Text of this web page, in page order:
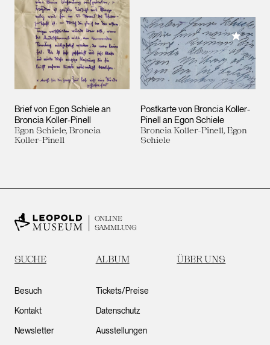
Brief von Egon Schiele an
Broncia Koller-Pinell
Egon Schiele, Broncia
Koller-Pinell
Postkarte von Broncia Koller-
Pinell an Egon Schiele
Broncia Koller-Pinell, Egon
Schiele
Meiner
ONLINE
SAMMLUNG
SUCHE ALBUM ÜBER UNS
Besuch
Kontakt
Newsletter
Tickets/Preise
Datenschutz
Ausstellungen